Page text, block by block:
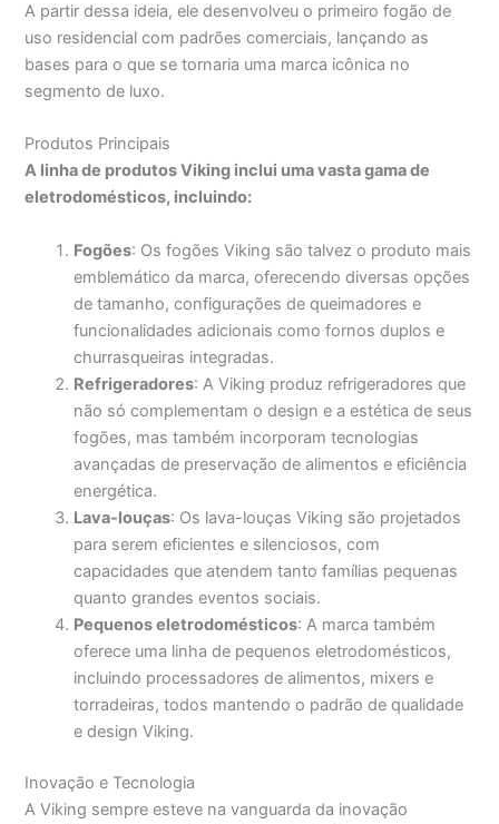
A partir dessa ideia, ele desenvolveu o primeiro fogão de
uso residencial com padrões comerciais, lançando as
bases para o que se tornaria uma marca icônica no
segmento de luxo.
Produtos Principais
A linha de produtos Viking inclui uma vasta gama de
eletrodomésticos, incluindo:
Fogões: Os fogões Viking são talvez o produto mais
emblemático da marca, oferecendo diversas opções
de tamanho, configurações de queimadores e
funcionalidades adicionais como fornos duplos e
churrasqueiras integradas.
Refrigeradores: A Viking produz refrigeradores que
não só complementam o design e a estética de seus
fogões, mas também incorporam tecnologias
avançadas de preservação de alimentos e eficiência
energética.
Lava-louças: Os lava-louças Viking são projetados
para serem eficientes e silenciosos, com
capacidades que atendem tanto famílias pequenas
quanto grandes eventos sociais.
Pequenos eletrodomésticos: A marca também
oferece uma linha de pequenos eletrodomésticos,
incluindo processadores de alimentos, mixers e
torradeiras, todos mantendo o padrão de qualidade
e design Viking.
Inovação e Tecnologia
A Viking sempre esteve na vanguarda da inovação